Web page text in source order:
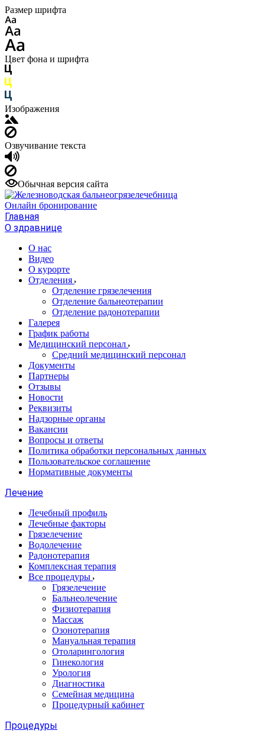
Размер шрифта
Цвет фона и шрифта
Изображения
Озвучивание текста
Обычная версия сайта
Онлайн бронирование
Главная
О здравнице
О нас
Видео
О курорте
Отделения
Отделение грязелечения
Отделение бальнеотерапии
Отделение радонотерапии
Галерея
График работы
Медицинский персонал
Средний медицинский персонал
Документы
Партнеры
Отзывы
Новости
Реквизиты
Надзорные органы
Вакансии
Вопросы и ответы
Политика обработки персональных данных
Пользовательское соглашение
Нормативные документы
Лечение
Лечебный профиль
Лечебные факторы
Грязелечение
Водолечение
Радонотерапия
Комплексная терапия
Все процедуры
Грязелечение
Бальнеолечение
Физиотерапия
Массаж
Озонотерапия
Мануальная терапия
Отоларингология
Гинекология
Урология
Диагностика
Семейная медицина
Процедурный кабинет
Процедуры